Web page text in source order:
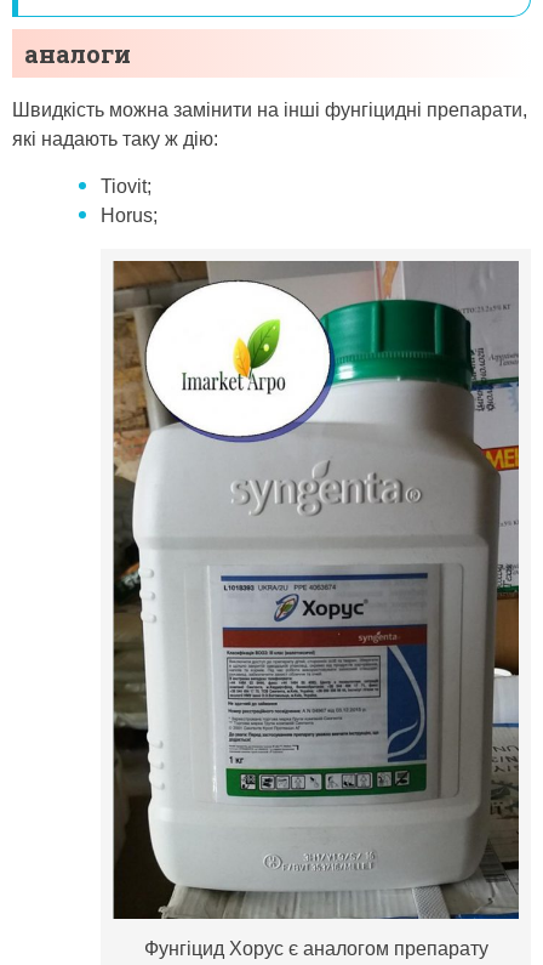
аналоги
Швидкість можна замінити на інші фунгіцидні препарати,
які надають таку ж дію:
Tiovit;
Horus;
Фунгіцид Хорус є аналогом препарату